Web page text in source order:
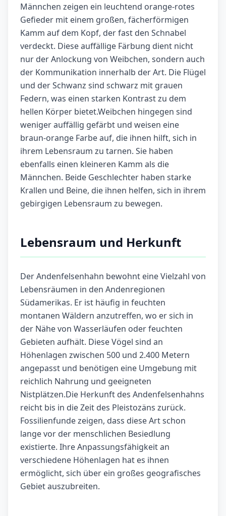
Männchen zeigen ein leuchtend orange-rotes
Gefieder mit einem großen, fächerförmigen
Kamm auf dem Kopf, der fast den Schnabel
verdeckt. Diese auffällige Färbung dient nicht
nur der Anlockung von Weibchen, sondern auch
der Kommunikation innerhalb der Art. Die Flügel
und der Schwanz sind schwarz mit grauen
Federn, was einen starken Kontrast zu dem
hellen Körper bietet.Weibchen hingegen sind
weniger auffällig gefärbt und weisen eine
braun-orange Farbe auf, die ihnen hilft, sich in
ihrem Lebensraum zu tarnen. Sie haben
ebenfalls einen kleineren Kamm als die
Männchen. Beide Geschlechter haben starke
Krallen und Beine, die ihnen helfen, sich in ihrem
gebirgigen Lebensraum zu bewegen.
Lebensraum und Herkunft
Der Andenfelsenhahn bewohnt eine Vielzahl von
Lebensräumen in den Andenregionen
Südamerikas. Er ist häufig in feuchten
montanen Wäldern anzutreffen, wo er sich in
der Nähe von Wasserläufen oder feuchten
Gebieten aufhält. Diese Vögel sind an
Höhenlagen zwischen 500 und 2.400 Metern
angepasst und benötigen eine Umgebung mit
reichlich Nahrung und geeigneten
Nistplätzen.Die Herkunft des Andenfelsenhahns
reicht bis in die Zeit des Pleistozäns zurück.
Fossilienfunde zeigen, dass diese Art schon
lange vor der menschlichen Besiedlung
existierte. Ihre Anpassungsfähigkeit an
verschiedene Höhenlagen hat es ihnen
ermöglicht, sich über ein großes geografisches
Gebiet auszubreiten.